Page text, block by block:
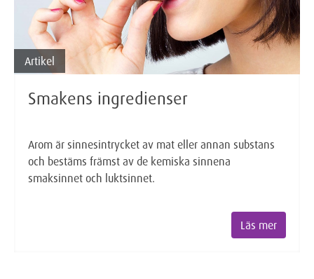
Artikel
Smakens ingredienser
Arom är sinnesintrycket av mat eller annan substans
och bestäms främst av de kemiska sinnena
smaksinnet och luktsinnet.
Läs mer